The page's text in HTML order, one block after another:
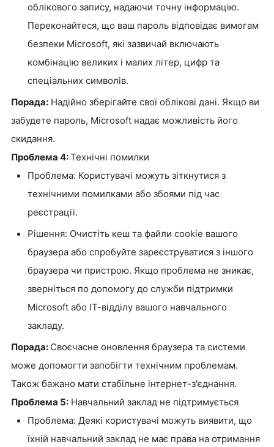
облікового запису, надаючи точну інформацію.
Переконайтеся, що ваш пароль відповідає вимогам
безпеки Microsoft, які зазвичай включають
комбінацію великих і малих літер, цифр та
спеціальних символів.
Порада: Надійно зберігайте свої облікові дані. Якщо ви
забудете пароль, Microsoft надає можливість його
скидання.
Проблема 4:Технічні помилки
Проблема: Користувачі можуть зіткнутися з
технічними помилками або збоями під час
реєстрації.
Рішення: Очистіть кеш та файли cookie вашого
браузера або спробуйте зареєструватися з іншого
браузера чи пристрою. Якщо проблема не зникає,
зверніться по допомогу до служби підтримки
Microsoft або ІТ-відділу вашого навчального
закладу.
Порада: Своєчасне оновлення браузера та системи
може допомогти запобігти технічним проблемам.
Також бажано мати стабільне інтернет-з'єднання.
Проблема 5: Навчальний заклад не підтримується
Проблема: Деякі користувачі можуть виявити, що
їхній навчальний заклад не має права на отримання